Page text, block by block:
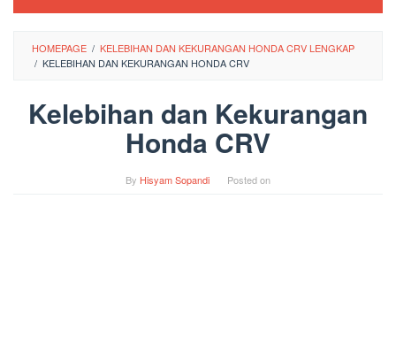
HOMEPAGE / KELEBIHAN DAN KEKURANGAN HONDA CRV LENGKAP
/ KELEBIHAN DAN KEKURANGAN HONDA CRV
Kelebihan dan Kekurangan
Honda CRV
By Hisyam Sopandi Posted on